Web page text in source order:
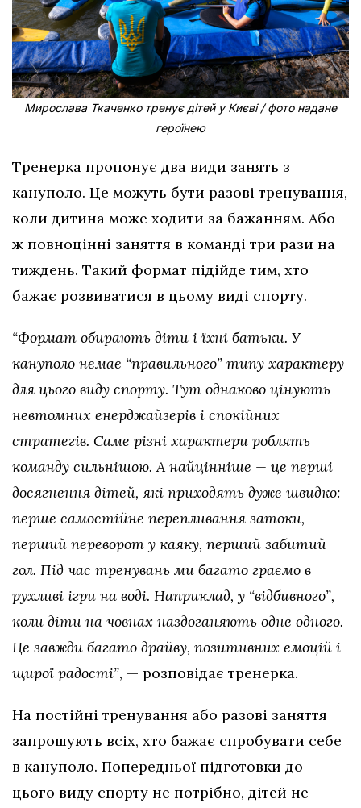
Мирослава Ткаченко тренує дітей у Києві / фото надане
героїнею
Тренерка пропонує два види занять з
кануполо. Це можуть бути разові тренування,
коли дитина може ходити за бажанням. Або
ж повноцінні заняття в команді три рази на
тиждень. Такий формат підійде тим, хто
бажає розвиватися в цьому виді спорту.
“Формат обирають діти і їхні батьки. У
кануполо немає “правильного” типу характеру
для цього виду спорту. Тут однаково цінують
невтомних енерджайзерів і спокійних
стратегів. Саме різні характери роблять
команду сильнішою. А найцінніше — це перші
досягнення дітей, які приходять дуже швидко:
перше самостійне перепливання затоки,
перший переворот у каяку, перший забитий
гол. Під час тренувань ми багато граємо в
рухливі ігри на воді. Наприклад, у “відбивного”,
коли діти на човнах наздоганяють одне одного.
Це завжди багато драйву, позитивних емоцій і
щирої радості”, — розповідає тренерка.
На постійні тренування або разові заняття
запрошують всіх, хто бажає спробувати себе
в кануполо. Попередньої підготовки до
цього виду спорту не потрібно, дітей не